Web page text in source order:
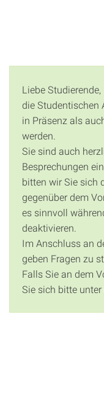
Liebe Studierende,
die Studentischen
in Präsenz als
werden.
Sie sind auch
Besprechungen
bitten wir Sie sich
gegenüber dem
es sinnvoll
deaktivieren.
Im Anschluss an
geben Fragen zu
Falls Sie an dem
Sie sich bitte unter